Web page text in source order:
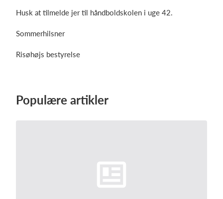
Husk at tilmelde jer til håndboldskolen i uge 42.
Sommerhilsner
Risøhøjs bestyrelse
Populære artikler